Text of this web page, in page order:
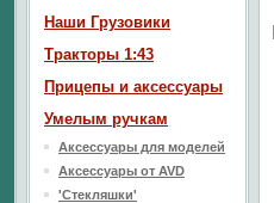
Наши Грузовики
Тракторы 1:43
Прицепы и аксессуары
Умелым ручкам
Аксессуары для моделей
Аксессуары от AVD
'Стекляшки'